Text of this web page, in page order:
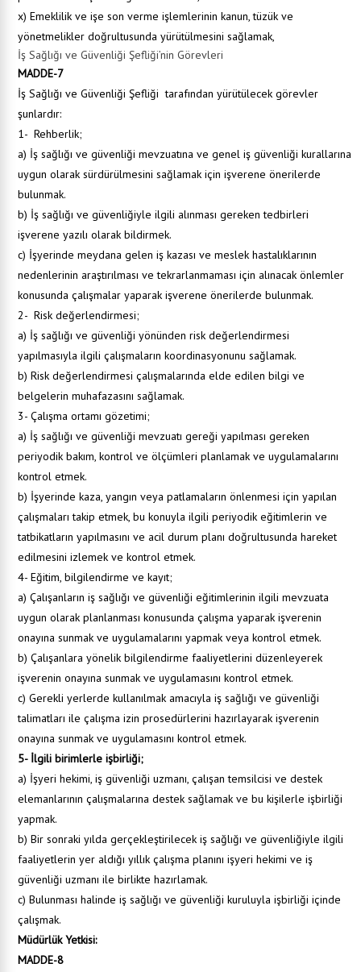
x) Emeklilik ve işe son verme işlemlerinin kanun, tüzük ve
yönetmelikler doğrultusunda yürütülmesini sağlamak,
İş Sağlığı ve Güvenliği Şefliği’nin Görevleri
MADDE-7
İş Sağlığı ve Güvenliği Şefliği tarafından yürütülecek görevler
şunlardır:
1- Rehberlik;
a) İş sağlığı ve güvenliği mevzuatına ve genel iş güvenliği kurallarına
uygun olarak sürdürülmesini sağlamak için işverene önerilerde
bulunmak.
b) İş sağlığı ve güvenliğiyle ilgili alınması gereken tedbirleri
işverene yazılı olarak bildirmek.
c) İşyerinde meydana gelen iş kazası ve meslek hastalıklarının
nedenlerinin araştırılması ve tekrarlanmaması için alınacak önlemler
konusunda çalışmalar yaparak işverene önerilerde bulunmak.
2- Risk değerlendirmesi;
a) İş sağlığı ve güvenliği yönünden risk değerlendirmesi
yapılmasıyla ilgili çalışmaların koordinasyonunu sağlamak.
b) Risk değerlendirmesi çalışmalarında elde edilen bilgi ve
belgelerin muhafazasını sağlamak.
3- Çalışma ortamı gözetimi;
a) İş sağlığı ve güvenliği mevzuatı gereği yapılması gereken
periyodik bakım, kontrol ve ölçümleri planlamak ve uygulamalarını
kontrol etmek.
b) İşyerinde kaza, yangın veya patlamaların önlenmesi için yapılan
çalışmaları takip etmek, bu konuyla ilgili periyodik eğitimlerin ve
tatbikatların yapılmasını ve acil durum planı doğrultusunda hareket
edilmesini izlemek ve kontrol etmek.
4- Eğitim, bilgilendirme ve kayıt;
a) Çalışanların iş sağlığı ve güvenliği eğitimlerinin ilgili mevzuata
uygun olarak planlanması konusunda çalışma yaparak işverenin
onayına sunmak ve uygulamalarını yapmak veya kontrol etmek.
b) Çalışanlara yönelik bilgilendirme faaliyetlerini düzenleyerek
işverenin onayına sunmak ve uygulamasını kontrol etmek.
c) Gerekli yerlerde kullanılmak amacıyla iş sağlığı ve güvenliği
talimatları ile çalışma izin prosedürlerini hazırlayarak işverenin
onayına sunmak ve uygulamasını kontrol etmek.
5- İlgili birimlerle işbirliği;
a) İşyeri hekimi, iş güvenliği uzmanı, çalışan temsilcisi ve destek
elemanlarının çalışmalarına destek sağlamak ve bu kişilerle işbirliği
yapmak.
b) Bir sonraki yılda gerçekleştirilecek iş sağlığı ve güvenliğiyle ilgili
faaliyetlerin yer aldığı yıllık çalışma planını işyeri hekimi ve iş
güvenliği uzmanı ile birlikte hazırlamak.
c) Bulunması halinde iş sağlığı ve güvenliği kuruluyla işbirliği içinde
çalışmak.
Müdürlük Yetkisi:
MADDE-8